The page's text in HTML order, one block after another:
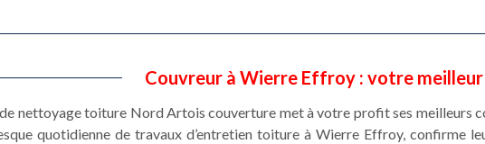
Couvreur à Wierre Effroy : votre
de nettoyage toiture Nord Artois couverture met à votre profit ses meilleurs
quotidienne de travaux d’entretien toiture à Wierre Effroy, confirme